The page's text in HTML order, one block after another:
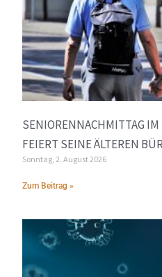
SENIORENNACHMITTAG IM
FEIERT SEINE ÄLTEREN
Sonntag, 2. August 2026
Zum Beitrag »